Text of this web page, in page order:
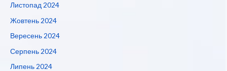
Листопад 2024
Жовтень 2024
Вересень 2024
Серпень 2024
Липень 2024